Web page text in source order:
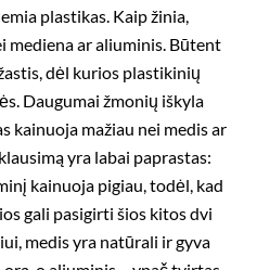
plastikas. Kaip žinia,
mediena ar aliuminis. Būtent
dėl kurios plastikinių
Daugumai žmonių iškyla
kainuoja mažiau nei medis ar
yra labai paprastas:
kainuoja pigiau, todėl, kad
gali pasigirti šios kitos dvi
medis yra natūrali ir gyva